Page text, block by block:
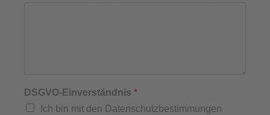
DSGVO-Einverständnis *
Ich bin mit den Datenschutzbestimmungen